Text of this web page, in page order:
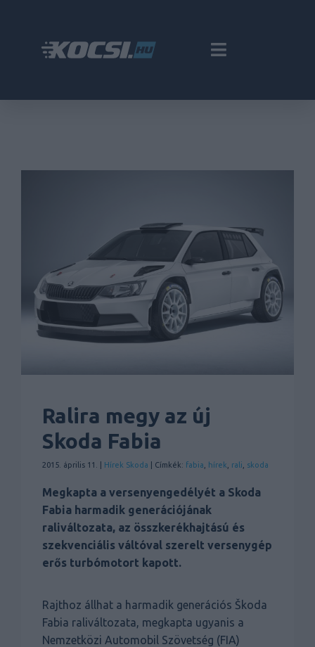
Ralira megy az új
Skoda Fabia
2015. április 11. | Hírek Skoda | Címkék: fabia hírek rali skoda
Megkapta a versenyengedélyét a Skoda
Fabia harmadik generációjának
raliváltozata, az összkerékhajtású és
szekvenciális váltóval szerelt versenygép
erős turbómotort kapott.
Rajthoz állhat a harmadik generációs Škoda
Fabia raliváltozata, megkapta ugyanis a
Nemzetközi Automobil Szövetség (FIA)